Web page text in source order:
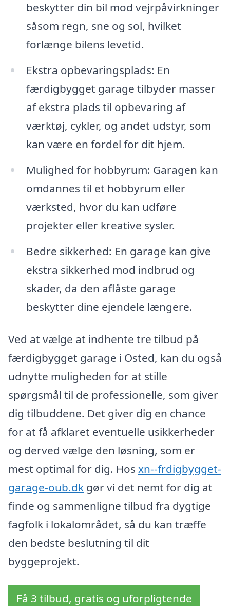
beskytter din bil mod vejrpåvirkninger
såsom regn, sne og sol, hvilket
forlænge bilens levetid.
Ekstra opbevaringsplads: En
færdigbygget garage tilbyder masser
af ekstra plads til opbevaring af
værktøj, cykler, og andet udstyr, som
kan være en fordel for dit hjem.
Mulighed for hobbyrum: Garagen kan
omdannes til et hobbyrum eller
værksted, hvor du kan udføre
projekter eller kreative sysler.
Bedre sikkerhed: En garage kan give
ekstra sikkerhed mod indbrud og
skader, da den aflåste garage
beskytter dine ejendele længere.
Ved at vælge at indhente tre tilbud på
færdigbygget garage i Osted, kan du også
udnytte muligheden for at stille
spørgsmål til de professionelle, som giver
dig tilbuddene. Det giver dig en chance
for at få afklaret eventuelle usikkerheder
og derved vælge den løsning, som er
mest optimal for dig. Hos xn--frdigbygget-
garage-oub.dk gør vi det nemt for dig at
finde og sammenligne tilbud fra dygtige
fagfolk i lokalområdet, så du kan træffe
den bedste beslutning til dit
byggeprojekt.
Få 3 tilbud, gratis og uforpligtende